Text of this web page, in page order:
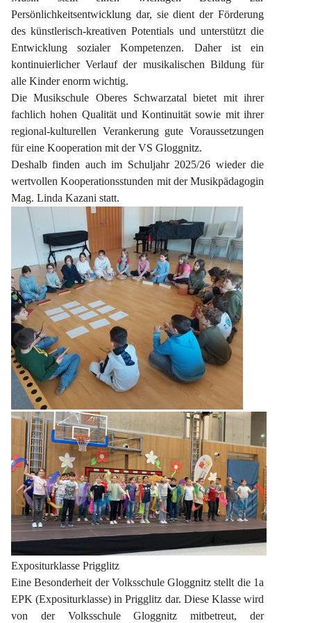
Persönlichkeitsentwicklung dar, sie dient der Förderung
des künstlerisch-kreativen Potentials und unterstützt die
Entwicklung sozialer Kompetenzen. Daher ist ein
kontinuierlicher Verlauf der musikalischen Bildung für
alle Kinder enorm wichtig.
Die Musikschule Oberes Schwarzatal bietet mit ihrer
fachlich hohen Qualität und Kontinuität sowie mit ihrer
regional-kulturellen Verankerung gute Voraussetzungen
für eine Kooperation mit der VS Gloggnitz.
Deshalb finden auch im Schuljahr 2025/26 wieder die
wertvollen Kooperationsstunden mit der Musikpädagogin
Mag. Linda Kazani statt.
Expositurklasse Prigglitz
Eine Besonderheit der Volksschule Gloggnitz stellt die 1a
EPK (Expositurklasse) in Prigglitz dar. Diese Klasse wird
von der Volksschule Gloggnitz mitbetreut, der